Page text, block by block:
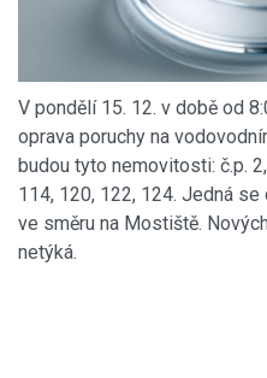
V pondělí 15. 12. v době od
oprava poruchy na
budou tyto nemovitosti: č.p.
114, 120, 122, 124. Jedná
ve směru na Mostiště.
netýká.